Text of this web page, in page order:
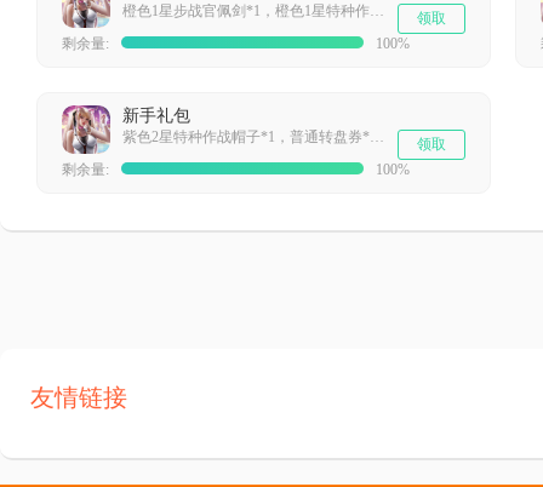
橙色1星步战官佩剑*1，橙色1星特种作战手套*1，橙色1星特种作战帽子*1，橙色1星特种作战作战服*1
剩余量:
100%
领取
新手礼包
紫色2星特种作战帽子*1，普通转盘券*3，1000星灵经验补给*150，净化金属*150
剩余量:
100%
领取
友情链接